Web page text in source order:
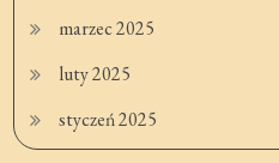
marzec 2025
luty 2025
styczeń 2025